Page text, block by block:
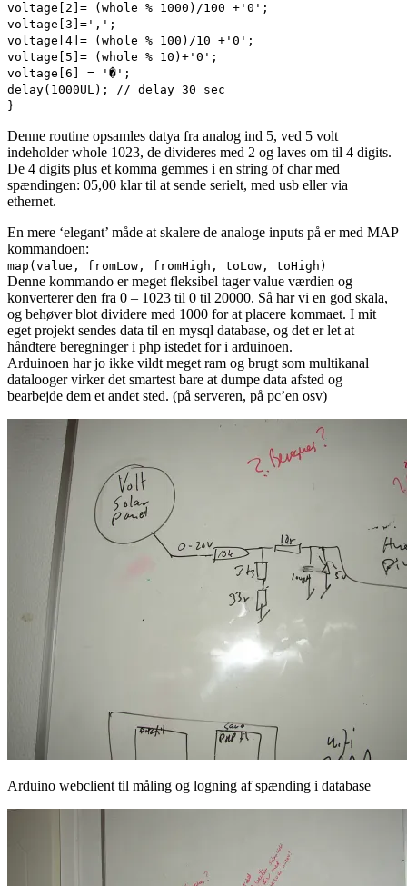
voltage[2]= (whole % 1000)/100 +'0';
voltage[3]=',';
voltage[4]= (whole % 100)/10 +'0';
voltage[5]= (whole % 10)+'0';
voltage[6] = '�';
delay(1000UL); // delay 30 sec
}
Denne routine opsamles datya fra analog ind 5, ved 5 volt
indeholder whole 1023, de divideres med 2 og laves om til 4 digits.
De 4 digits plus et komma gemmes i en string of char med
spændingen: 05,00 klar til at sende serielt, med usb eller via
ethernet.
En mere ‘elegant’ måde at skalere de analoge inputs på er med MAP
kommandoen:
map(value, fromLow, fromHigh, toLow, toHigh)
Denne kommando er meget fleksibel tager value værdien og
konverterer den fra 0 – 1023 til 0 til 20000. Så har vi en god skala,
og behøver blot dividere med 1000 for at placere kommaet. I mit
eget projekt sendes data til en mysql database, og det er let at
håndtere beregninger i php istedet for i arduinoen.
Arduinoen har jo ikke vildt meget ram og brugt som multikanal
datalooger virker det smartest bare at dumpe data afsted og
bearbejde dem et andet sted. (på serveren, på pc’en osv)
Arduino webclient til måling og logning af spænding i database